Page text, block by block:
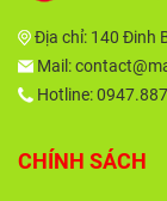
Địa chỉ: 140 Đinh
Mail:
Hotline:
CHÍNH SÁCH